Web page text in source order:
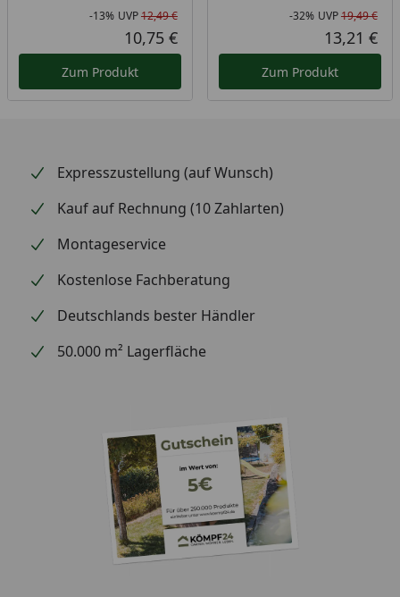
Rabatt in Prozent
-13%
Ursprünglicher Preis
UVP12,49 €
Aktueller Preis
10,75 €
Zum Produkt
-32% UVP19,49 €
13,21 €
Zum Produkt
Expresszustellung (auf Wunsch)
Kauf auf Rechnung (10 Zahlarten)
Montageservice
Kostenlose Fachberatung
Deutschlands bester Händler
50.000 m² Lagerfläche